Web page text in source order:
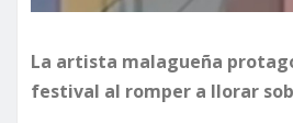
La artista malagueña
festival al romper a llorar